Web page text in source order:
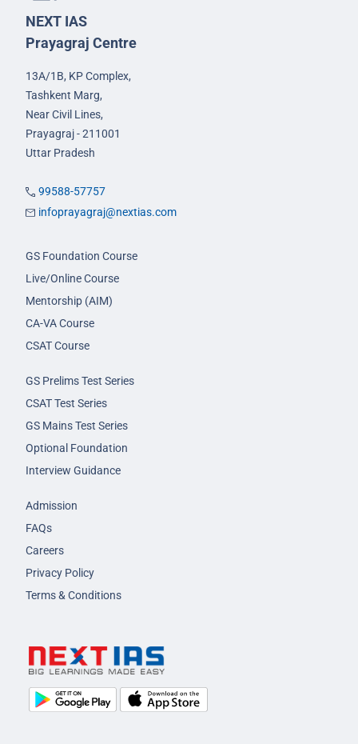
NEXT IAS
Prayagraj Centre
13A/1B, KP Complex,
Tashkent Marg,
Near Civil Lines,
Prayagraj - 211001
Uttar Pradesh
99588-57757
infoprayagraj@nextias.com
GS Foundation Course
Live/Online Course
Mentorship (AIM)
CA-VA Course
CSAT Course
GS Prelims Test Series
CSAT Test Series
GS Mains Test Series
Optional Foundation
Interview Guidance
Admission
FAQs
Careers
Privacy Policy
Terms & Conditions